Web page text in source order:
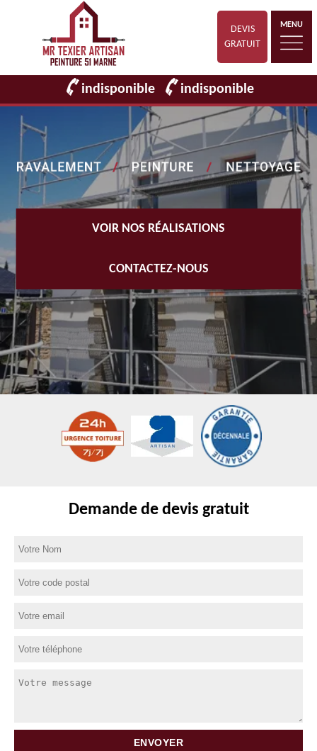
DEVIS
GRATUIT
MENU
indisponible indisponible
VOIR NOS RÉALISATIONS
CONTACTEZ-NOUS
Demande de devis gratuit